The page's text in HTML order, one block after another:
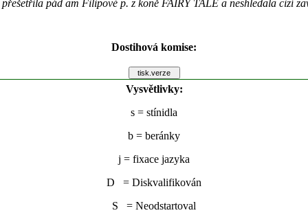
pád am Filipové p. z koně FAIRY TALE a neshledala cizí
Dostihová komise:
Vysvětlivky:
s = stínidla
b = beránky
j = fixace jazyka
D = Diskvalifikován
S = Neodstartoval